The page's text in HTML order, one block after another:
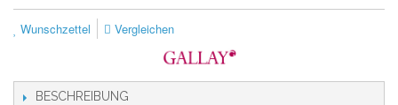
Wunschzettel Vergleichen
BESCHREIBUNG